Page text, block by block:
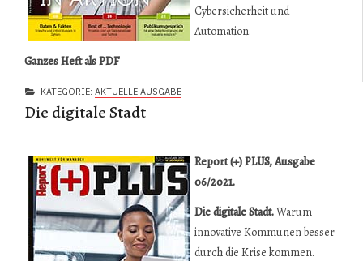
Cybersicherheit und
Automation.
Ganzes Heft als PDF
KATEGORIE: AKTUELLE AUSGABE
Die digitale Stadt
Report (+) PLUS, Ausgabe
06/2021.
Die digitale Stadt.Warum
innovative Kommunen besser
durch die Krise kommen.